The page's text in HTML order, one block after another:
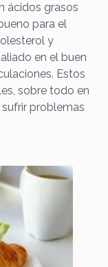
ácidos grasos
para el
y
en el buen
Estos
sobre todo en
problemas